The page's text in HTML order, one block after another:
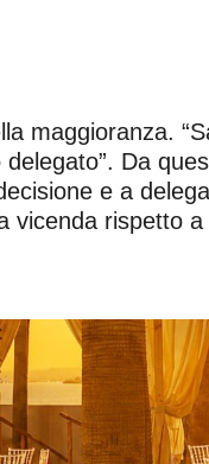
maggioranza.
Da
e a
rispetto